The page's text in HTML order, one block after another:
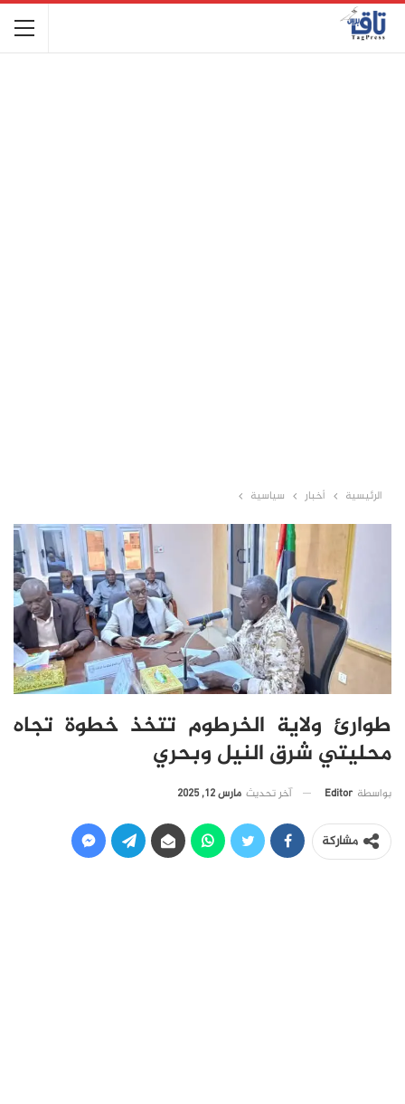
الرئيسية أخبار سياسية
طوارئ ولاية الخرطوم تتخذ خطوة تجاه
محليتي شرق النيل وبحري
بواسطة Editor آخر تحديث مارس 12, 2025
مشاركة